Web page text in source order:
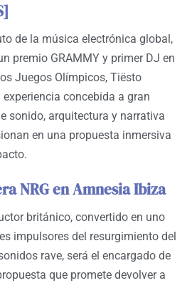
de la música electrónica global,
premio GRAMMY y primer DJ en
Juegos Olímpicos, Tiësto
concebida a gran
sonido, arquitectura y narrativa
en una propuesta inmersiva
NRG en Amnesia Ibiza
británico, convertido en uno
impulsores del resurgimiento del
rave, será el encargado de
que promete devolver a